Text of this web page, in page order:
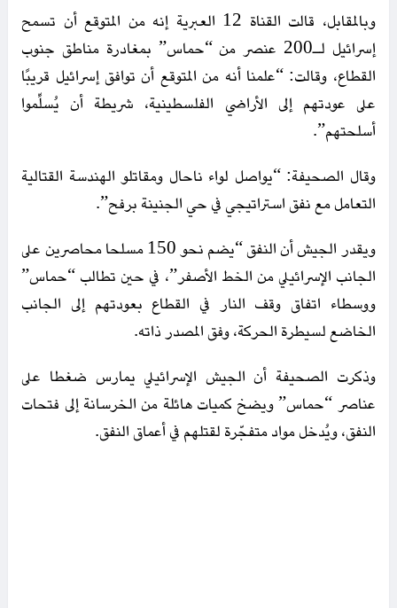
وبالمقابل، قالت القناة 12 العبرية إنه من المتوقع أن تسمح
إسرائيل لـ200 عنصر من “حماس” بمغادرة مناطق جنوب
القطاع، وقالت: “علمنا أنه من المتوقع أن توافق إسرائيل قريبًا
على عودتهم إلى الأراضي الفلسطينية، شريطة أن يُسلِّموا
أسلحتهم”.
وقال الصحيفة: “يواصل لواء ناحال ومقاتلو الهندسة القتالية
التعامل مع نفق استراتيجي في حي الجنينة برفح”.
ويقدر الجيش أن النفق “يضم نحو 150 مسلحا محاصرين على
الجانب الإسرائيلي من الخط الأصفر”، في حين تطالب “حماس”
ووسطاء اتفاق وقف النار في القطاع بعودتهم إلى الجانب
الخاضع لسيطرة الحركة، وفق المصدر ذاته.
وذكرت الصحيفة أن الجيش الإسرائيلي يمارس ضغطا على
عناصر “حماس” ويضخ كميات هائلة من الخرسانة إلى فتحات
النفق، ويُدخل مواد متفجّرة لقتلهم في أعماق النفق.